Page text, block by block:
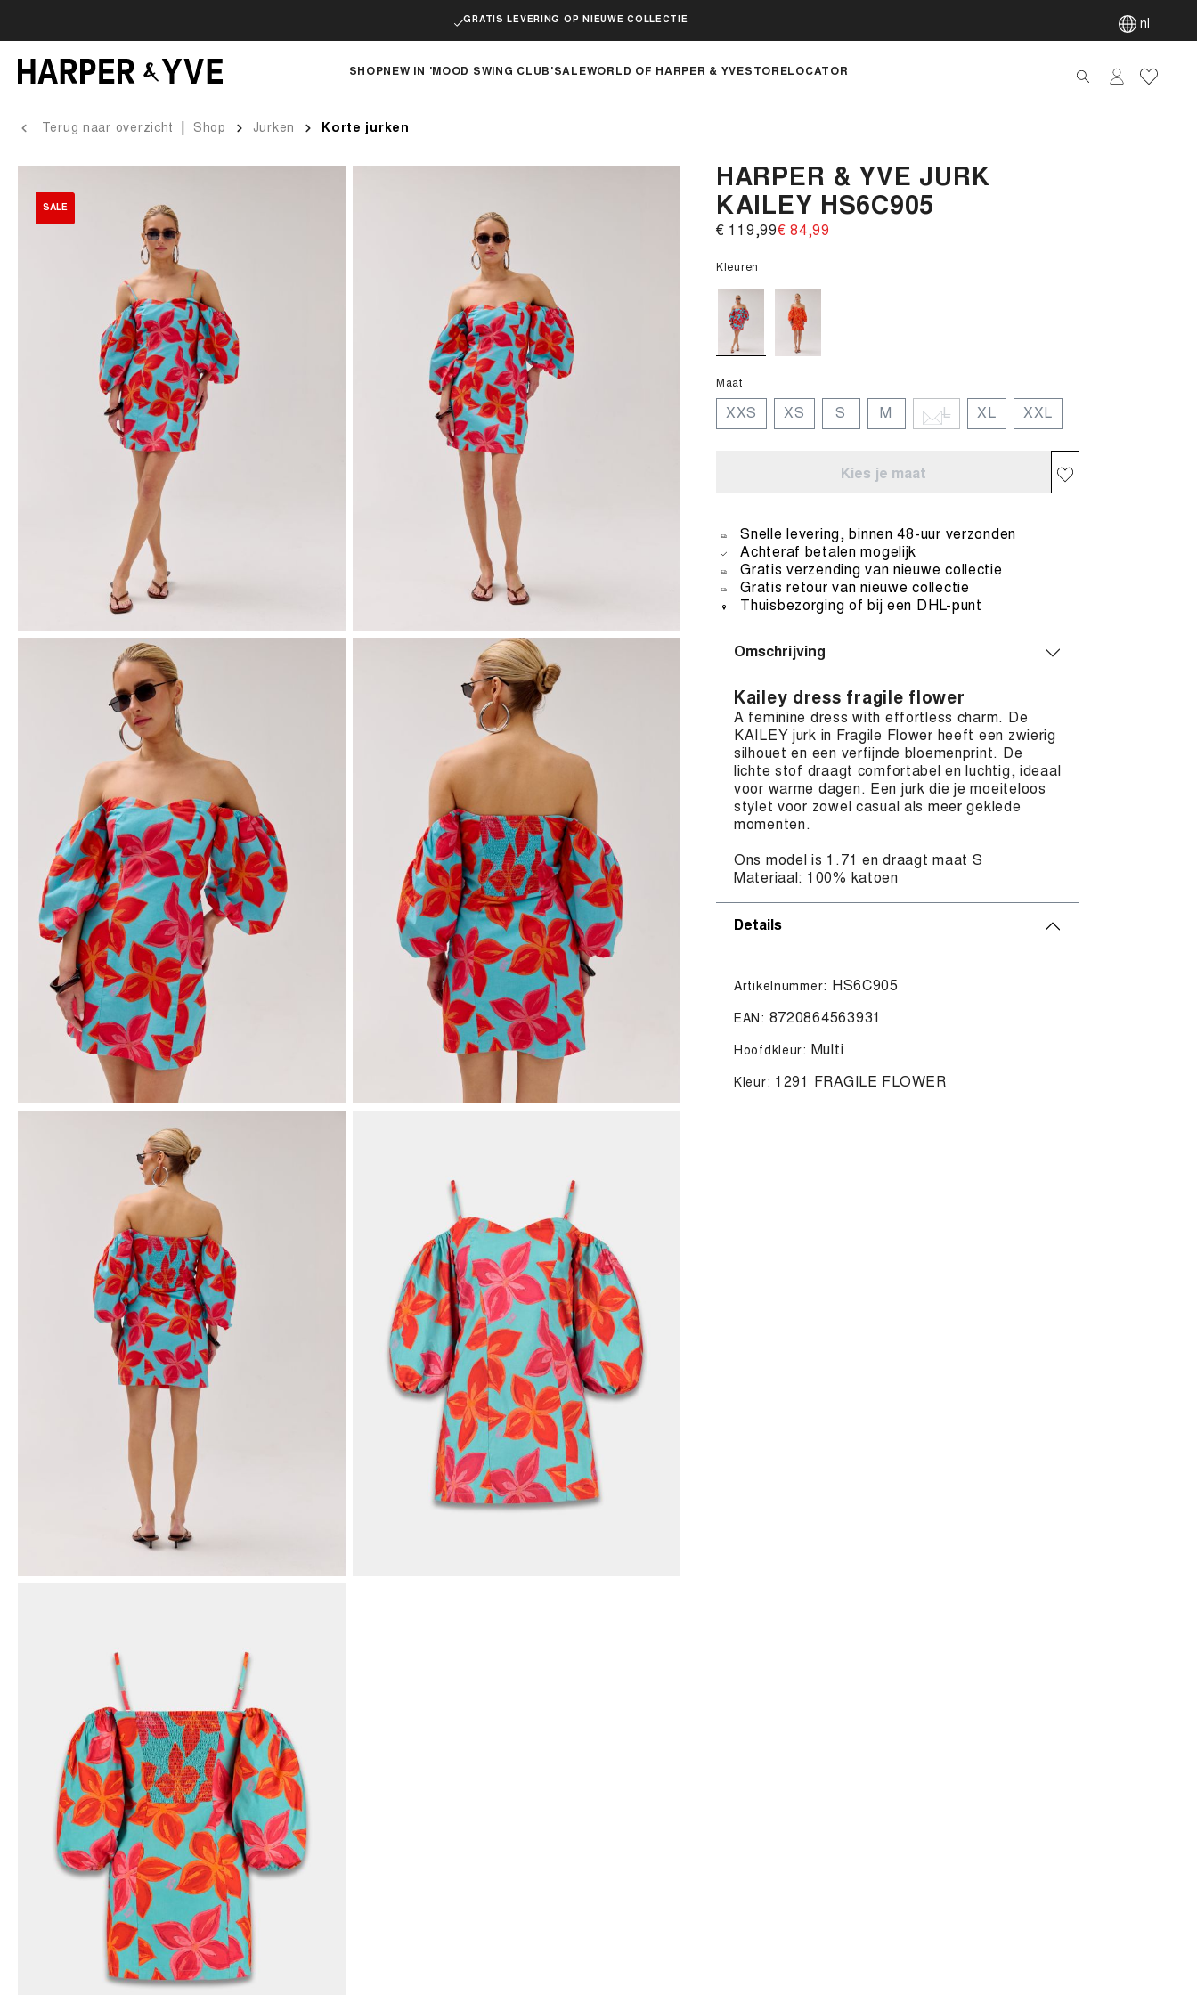
GRATIS LEVERING OP NIEUWE COLLECTIE nl
SHOPNEW IN 'MOOD SWING CLUB'SALEWORLD OF HARPER & YVESTORELOCATOR
Terug naar overzicht Shop Jurken Korte jurken
SALE
HARPER & YVE JURK
KAILEY HS6C905
€ 119,99‌€ 84,99‌
Kleuren
Maat
XXS XS S M L XL XXL
Kies je maat
Snelle levering, binnen 48-uur verzonden
Achteraf betalen mogelijk
Gratis verzending van nieuwe collectie
Gratis retour van nieuwe collectie
Thuisbezorging of bij een DHL-punt
Omschrijving
Kailey dress fragile flower
A feminine dress with effortless charm. De
KAILEY jurk in Fragile Flower heeft een zwierig
silhouet en een verfijnde bloemenprint. De
lichte stof draagt comfortabel en luchtig, ideaal
voor warme dagen. Een jurk die je moeiteloos
stylet voor zowel casual als meer geklede
momenten.
Ons model is 1.71 en draagt maat S
Materiaal: 100% katoen
Details
Artikelnummer: HS6C905
EAN: 8720864563931
Hoofdkleur: Multi
Kleur: 1291 FRAGILE FLOWER